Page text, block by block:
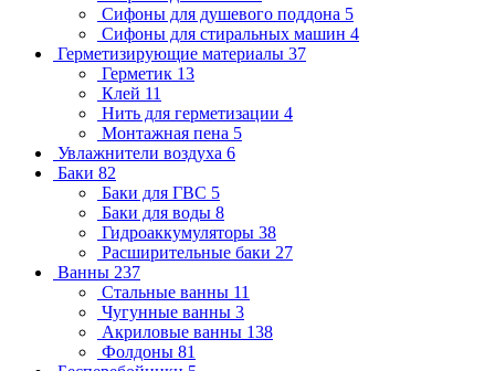
Сифоны для душевого поддона 5
Сифоны для стиральных машин 4
Герметизирующие материалы 37
Герметик 13
Клей 11
Нить для герметизации 4
Монтажная пена 5
Увлажнители воздуха 6
Баки 82
Баки для ГВС 5
Баки для воды 8
Гидроаккумуляторы 38
Расширительные баки 27
Ванны 237
Стальные ванны 11
Чугунные ванны 3
Акриловые ванны 138
Фолдоны 81